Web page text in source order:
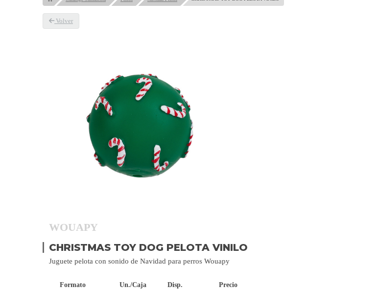
Volver
WOUAPY
CHRISTMAS TOY DOG PELOTA VINILO
Juguete pelota con sonido de Navidad para perros Wouapy
Formato Un./Caja Disp. Precio